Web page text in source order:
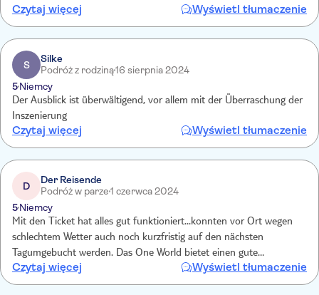
Czytaj więcej Wyświetl tłumaczenie
S
Silke
Podróż z rodziną16 sierpnia 2024
5Niemcy
Der Ausblick ist überwältigend, vor allem mit der Überraschung der
Inszenierung
Czytaj więcej Wyświetl tłumaczenie
D
Der Reisende
Podróż w parze1 czerwca 2024
5Niemcy
Mit den Ticket hat alles gut funktioniert...konnten vor Ort wegen
schlechtem Wetter auch noch kurzfristig auf den nächsten
Tagumgebucht werden. Das One World bietet einen gute
Aussicht...leider sind die Fenster nicht entspiegelt...was auf jeden
Foto zu sehen ist...Spiegelungen überall...
Czytaj więcej Wyświetl tłumaczenie